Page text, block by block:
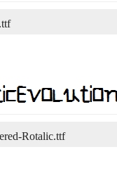
Rotalic.ttf